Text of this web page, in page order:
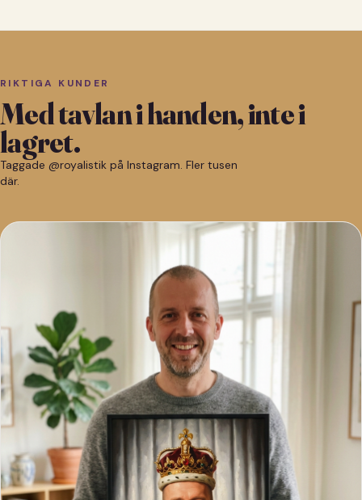
RIKTIGA KUNDER
Med tavlan i handen, inte i
lagret.
Taggade @royalistik på Instagram. Fler tusen
där.